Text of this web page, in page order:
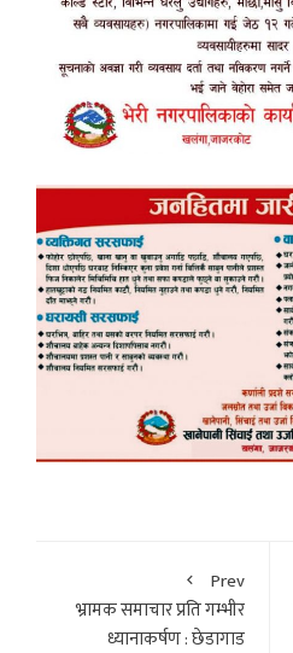
Prev
भ्रामक समाचार प्रति गम्भीर
ध्यानाकर्षण : छेडागाड